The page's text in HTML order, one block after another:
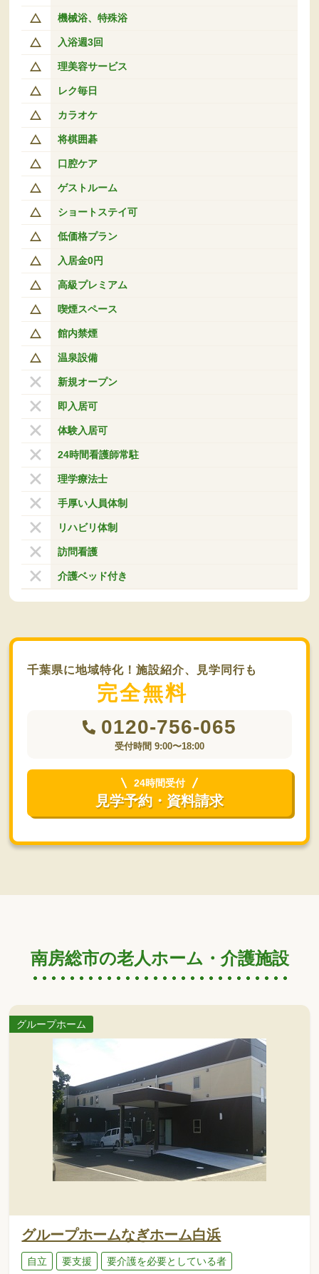
機械浴、特殊浴
入浴週3回
理美容サービス
レク毎日
カラオケ
将棋囲碁
口腔ケア
ゲストルーム
ショートステイ可
低価格プラン
入居金0円
高級プレミアム
喫煙スペース
館内禁煙
温泉設備
新規オープン
即入居可
体験入居可
24時間看護師常駐
理学療法士
手厚い人員体制
リハビリ体制
訪問看護
介護ベッド付き
千葉県に地域特化！施設紹介、見学同行も
完全無料
0120-756-065
受付時間 9:00〜18:00
24時間受付
見学予約・資料請求
南房総市の老人ホーム・介護施設
グループホーム
グループホームなぎホーム白浜
自立 要支援 要介護を必要としている者